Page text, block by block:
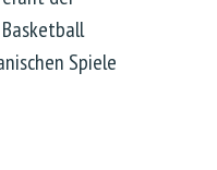
Spiele